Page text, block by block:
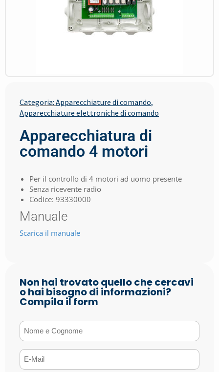
Categoria: Apparecchiature di comando,
Apparecchiature elettroniche di comando
Apparecchiatura di
comando 4 motori
Per il controllo di 4 motori ad uomo presente
Senza ricevente radio
Codice: 93330000
Manuale
Scarica il manuale
Non hai trovato quello che cercavi
o hai bisogno di informazioni?
Compila il form
Nome e Cognome(Obbligatorio)
E-mail(Obbligatorio)